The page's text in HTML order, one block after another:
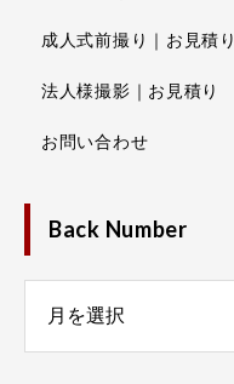
成人式前撮り｜お見積り
法人様撮影｜お見積り
お問い合わせ
Back Number